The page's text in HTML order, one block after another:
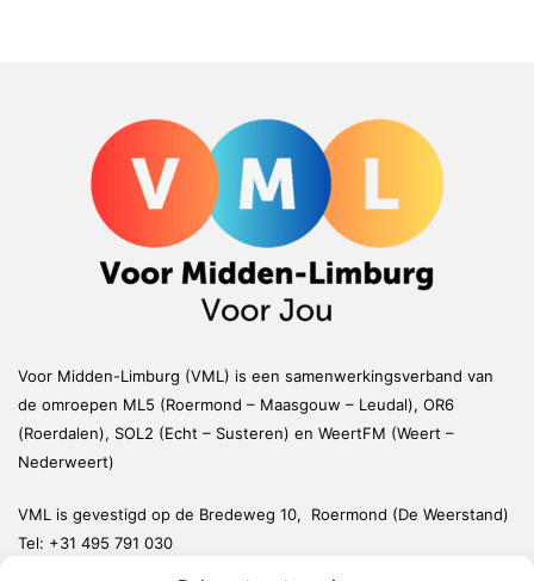
Voor Midden-Limburg (VML) is een samenwerkingsverband van
de omroepen ML5 (Roermond – Maasgouw – Leudal), OR6
(Roerdalen), SOL2 (Echt – Susteren) en WeertFM (Weert –
Nederweert)
VML is gevestigd op de Bredeweg 10, Roermond (De Weerstand)
Tel: +31 495 791 030